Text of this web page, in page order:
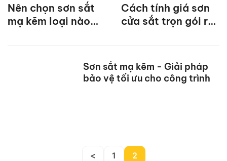
Nên chọn sơn sắt
mạ kẽm loại nào
Cách tính giá sơn
cửa sắt trọn gói rẻ
Sơn sắt mạ kẽm - Giải pháp
bảo vệ tối ưu cho công trình
< 1 2